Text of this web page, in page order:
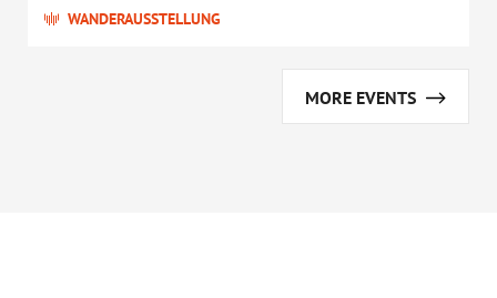
WANDERAUSSTELLUNG
MORE EVENTS